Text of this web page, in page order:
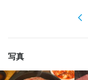
写真
がら進めるため、極端
入社後は先輩スタッフ
や困ったことがあればす
の方でも丁寧に教えま
す。
す。独立支援制度があ
あります。
【あなたの頑張りをしっ
交通費全額支給や食事